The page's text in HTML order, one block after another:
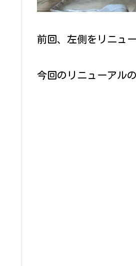
前回、左側をリニュ
今回のリニューアル